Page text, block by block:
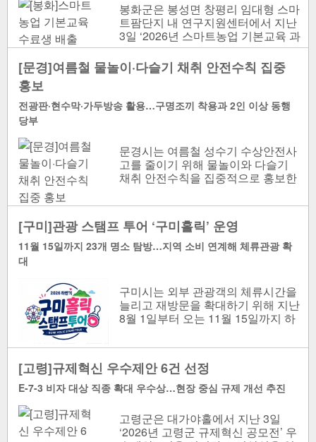
봉화군은 봉성면 창평리 임대형 스마
트팜단지 내 연구지원센터에서 지난
3일 ‘2026년 스마트농업 기본교육 과
정’ 수료식을 열었다. 2026년 스마트
농업 기..
[문경]여름철 물놀이·다슬기 채취 안전수칙 집중
홍보
전광판·현수막·가두방송 활용…구명조끼 착용과 2인 이상 동행
당부
문경시는 여름철 성수기 수상안전사
고를 줄이기 위해 물놀이와 다슬기
채취 안전수칙을 집중적으로 홍보한
[문경시 제공..
[구미]관광 스탬프 투어 ‘구미홀릭’ 운영
11월 15일까지 23개 명소 탐방…지역 소비 연계해 체류관광 확
대
구미시는 외부 관광객의 체류시간을
늘리고 재방문을 확대하기 위해 지난
8월 1일부터 오는 11월 15일까지 하
릭’을 운영한다...
[고령]규제혁신 우수제안 6건 선정
E-7-3 비자 대상 직종 확대 우수상…현장 중심 규제 개선 추진
고령군은 대가야홀에서 지난 3일
‘2026년 고령군 규제혁신 공모전’ 우